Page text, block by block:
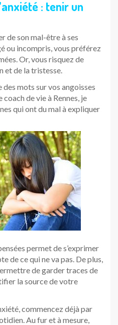
: tenir un
de son mal-être à ses
ou incompris, vous préférez
Or, vous risquez de
et de la tristesse.
mots sur vos angoisses
de vie à Rennes, je
qui ont du mal à expliquer
permet de s’exprimer
de ce qui ne va pas. De plus,
de garder traces de
la source de votre
commencez déjà par
Au fur et à mesure,